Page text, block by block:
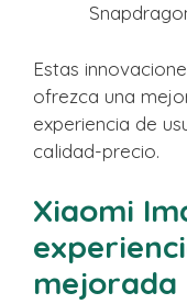
Estas
ofrezca una
experiencia de
calidad-precio.
Xiaomi
mejorada